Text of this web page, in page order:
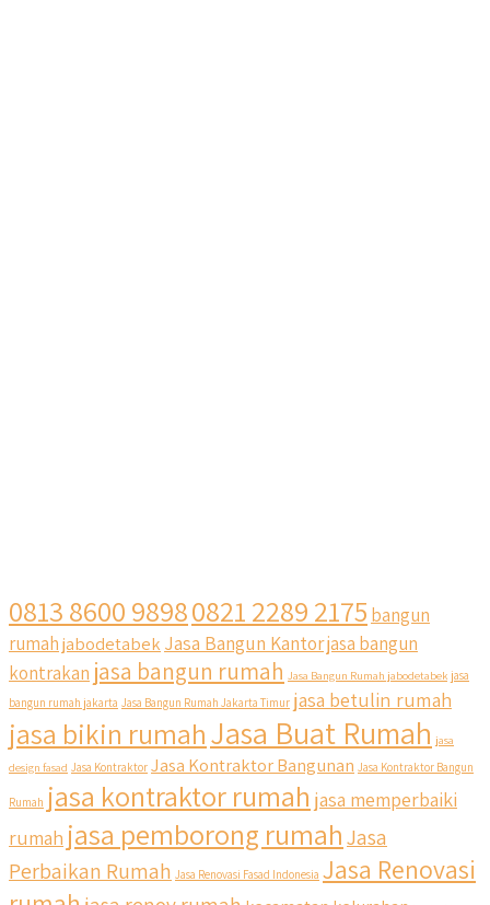
0813 8600 98980821 2289 2175 bangun
rumahjabodetabek Jasa Bangun Kantorjasa bangun
kontrakan jasa bangun rumah Jasa Bangun Rumah jabodetabek jasa
bangun rumah jakarta Jasa Bangun Rumah Jakarta Timur jasa betulin rumah
jasa bikin rumahJasa Buat Rumah jasa
design fasad Jasa Kontraktor Jasa Kontraktor Bangunan Jasa Kontraktor Bangun
Rumah jasa kontraktor rumah jasa memperbaiki
rumah jasa pemborong rumahJasa
Perbaikan Rumah Jasa Renovasi Fasad Indonesia Jasa Renovasi